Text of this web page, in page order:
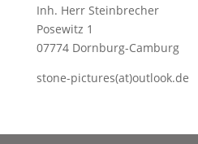
Inh. Herr Steinbrecher
Posewitz 1
07774 Dornburg-Camburg
stone-pictures(at)outlook.de